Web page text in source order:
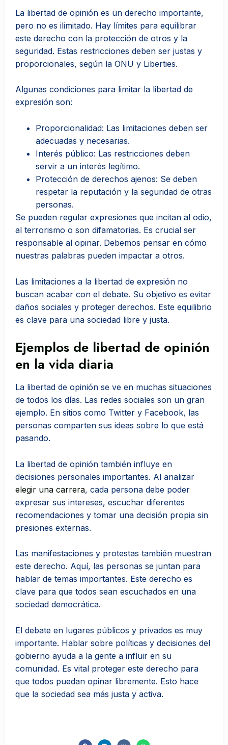
La libertad de opinión es un derecho importante,
pero no es ilimitado. Hay límites para equilibrar
este derecho con la protección de otros y la
seguridad. Estas restricciones deben ser justas y
proporcionales, según la ONU y Liberties.
Algunas condiciones para limitar la libertad de
expresión son:
Proporcionalidad: Las limitaciones deben ser
adecuadas y necesarias.
Interés público: Las restricciones deben
servir a un interés legítimo.
Protección de derechos ajenos: Se deben
respetar la reputación y la seguridad de otras
personas.
Se pueden regular expresiones que incitan al odio,
al terrorismo o son difamatorias. Es crucial ser
responsable al opinar. Debemos pensar en cómo
nuestras palabras pueden impactar a otros.
Las limitaciones a la libertad de expresión no
buscan acabar con el debate. Su objetivo es evitar
daños sociales y proteger derechos. Este equilibrio
es clave para una sociedad libre y justa.
Ejemplos de libertad de opinión
en la vida diaria
La libertad de opinión se ve en muchas situaciones
de todos los días. Las redes sociales son un gran
ejemplo. En sitios como Twitter y Facebook, las
personas comparten sus ideas sobre lo que está
pasando.
La libertad de opinión también influye en
decisiones personales importantes. Al analizar
elegir una carrera, cada persona debe poder
expresar sus intereses, escuchar diferentes
recomendaciones y tomar una decisión propia sin
presiones externas.
Las manifestaciones y protestas también muestran
este derecho. Aquí, las personas se juntan para
hablar de temas importantes. Este derecho es
clave para que todos sean escuchados en una
sociedad democrática.
El debate en lugares públicos y privados es muy
importante. Hablar sobre políticas y decisiones del
gobierno ayuda a la gente a influir en su
comunidad. Es vital proteger este derecho para
que todos puedan opinar libremente. Esto hace
que la sociedad sea más justa y activa.